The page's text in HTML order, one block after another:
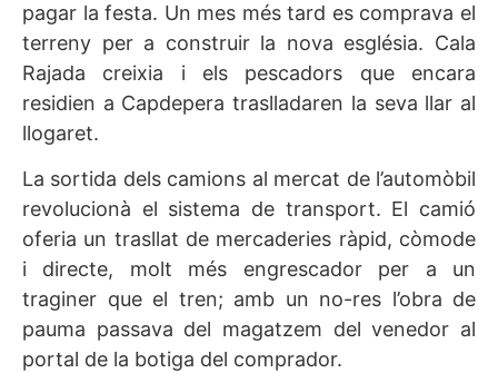
pagar la festa. Un mes més tard es comprava el
terreny per a construir la nova església. Cala
Rajada creixia i els pescadors que encara
residien a Capdepera traslladaren la seva llar al
llogaret.
La sortida dels camions al mercat de l’automòbil
revolucionà el sistema de transport. El camió
oferia un trasllat de mercaderies ràpid, còmode
i directe, molt més engrescador per a un
traginer que el tren; amb un no-res l’obra de
pauma passava del magatzem del venedor al
portal de la botiga del comprador.